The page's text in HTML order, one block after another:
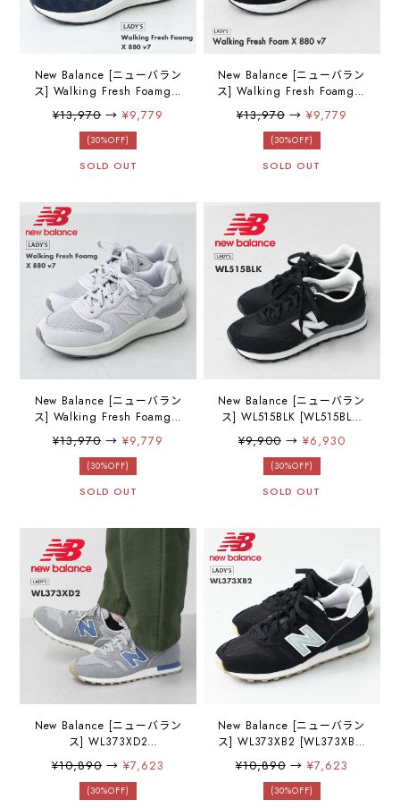
New Balance [ニューバラン
ス] Walking Fresh Foamg X
880 v7 [WW880BC7] ウォ
ーキングフレッシュフォー
ム X 880 v7・スニーカー・
グ・ウォーキングシュー
¥13,970→¥9,779
(30%OFF)
SOLD OUT
New Balance [ニューバラン
ス] Walking Fresh Foamg X
880 v7 [WW880BB7] ウォ
ーキングフレッシュフォー
ム X 880 v7・スニーカー・
グ・ウォーキングシュー
¥13,970→ ¥9,779
(30%OFF)
SOLD OUT
New Balance [ニューバラン
ス] Walking Fresh Foamg X
880 v7 [WW880BA7] ウォ
ーキングフレッシュフォー
ム X 880 v7・スニーカー・
グ・ウォーキングシュー
¥13,970→¥9,779
(30%OFF)
SOLD OUT
New Balance [ニューバラン
ス] WL515BLK [WL515BLK]
スニーカー・クラシック・
おしゃれスニーカー・
LADY'S [2025AW]
¥9,900→ ¥6,930
(30%OFF)
SOLD OUT
New Balance [ニューバラン
ス] WL373XD2
[WL373XD2] スニーカー・
クラシック・おしゃれスニ
ーカー・LADY'S [2025AW]
¥10,890→¥7,623
(30%OFF)
New Balance [ニューバラン
ス] WL373XB2 [WL373XB2]
スニーカー・クラシック・
おしゃれスニーカー・
LADY'S [2025AW]
¥10,890→ ¥7,623
(30%OFF)